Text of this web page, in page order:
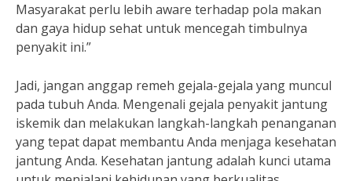
Masyarakat perlu lebih aware terhadap pola makan
dan gaya hidup sehat untuk mencegah timbulnya
penyakit ini.”
Jadi, jangan anggap remeh gejala-gejala yang muncul
pada tubuh Anda. Mengenali gejala penyakit jantung
iskemik dan melakukan langkah-langkah penanganan
yang tepat dapat membantu Anda menjaga kesehatan
jantung Anda. Kesehatan jantung adalah kunci utama